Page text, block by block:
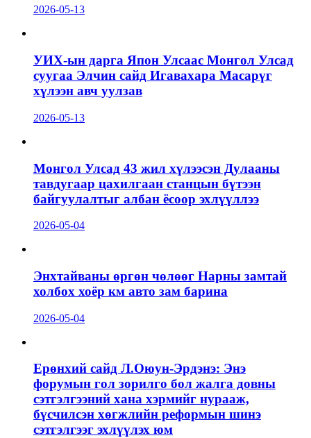
2026-05-13
УИХ-ын дарга Япон Улсаас Монгол Улсад
суугаа Элчин сайд Игавахара Масарүг
хүлээн авч уулзав
2026-05-13
Монгол Улсад 43 жил хүлээсэн Дулааны
тавдугаар цахилгаан станцын бүтээн
байгуулалтыг албан ёсоор эхлүүллээ
2026-05-04
Энхтайваны өргөн чөлөөг Нарны замтай
холбох хоёр км авто зам барина
2026-05-04
Ерөнхий сайд Л.Оюун-Эрдэнэ: Энэ
форумын гол зорилго бол жалга довны
сэтгэлгээний хана хэрмийг нурааж,
бүсчилсэн хөгжлийн реформын шинэ
сэтгэлгээг эхлүүлэх юм